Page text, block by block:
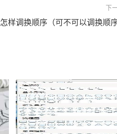
下
怎样调换顺序（可不可以调换顺序